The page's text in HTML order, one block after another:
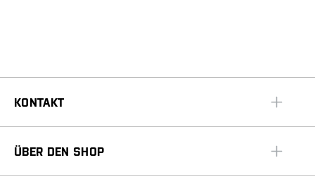
KONTAKT
ÜBER DEN SHOP